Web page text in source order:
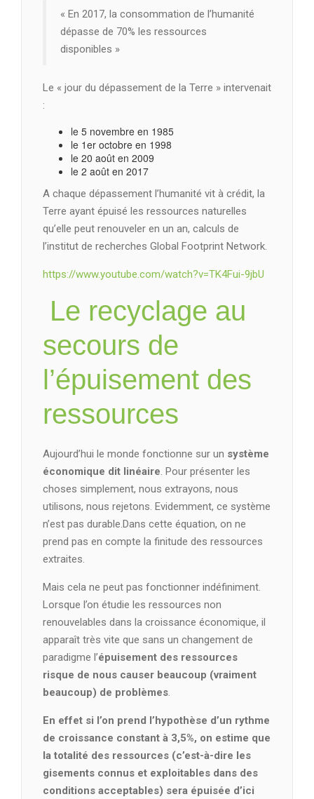
« En 2017, la consommation de l’humanité
dépasse de 70% les ressources
disponibles »
Le « jour du dépassement de la Terre » intervenait
:
le 5 novembre en 1985
le 1er octobre en 1998
le 20 août en 2009
le 2 août en 2017
A chaque dépassement l’humanité vit à crédit, la
Terre ayant épuisé les ressources naturelles
qu’elle peut renouveler en un an, calculs de
l’institut de recherches Global Footprint Network.
https://www.youtube.com/watch?v=TK4Fui-9jbU
Le recyclage au
secours de
l’épuisement des
ressources
Aujourd’hui le monde fonctionne sur un système
économique dit linéaire. Pour présenter les
choses simplement, nous extrayons, nous
utilisons, nous rejetons. Evidemment, ce système
n’est pas durable.Dans cette équation, on ne
prend pas en compte la finitude des ressources
extraites.
Mais cela ne peut pas fonctionner indéfiniment.
Lorsque l’on étudie les ressources non
renouvelables dans la croissance économique, il
apparaît très vite que sans un changement de
paradigme l’épuisement des ressources
risque de nous causer beaucoup (vraiment
beaucoup) de problèmes.
En effet si l’on prend l’hypothèse d’un rythme
de croissance constant à 3,5%, on estime que
la totalité des ressources (c’est-à-dire les
gisements connus et exploitables dans des
conditions acceptables) sera épuisée d’ici